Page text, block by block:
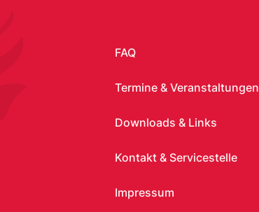
FAQ
Termine & Veranstaltungen
Downloads & Links
Kontakt & Servicestelle
Impressum